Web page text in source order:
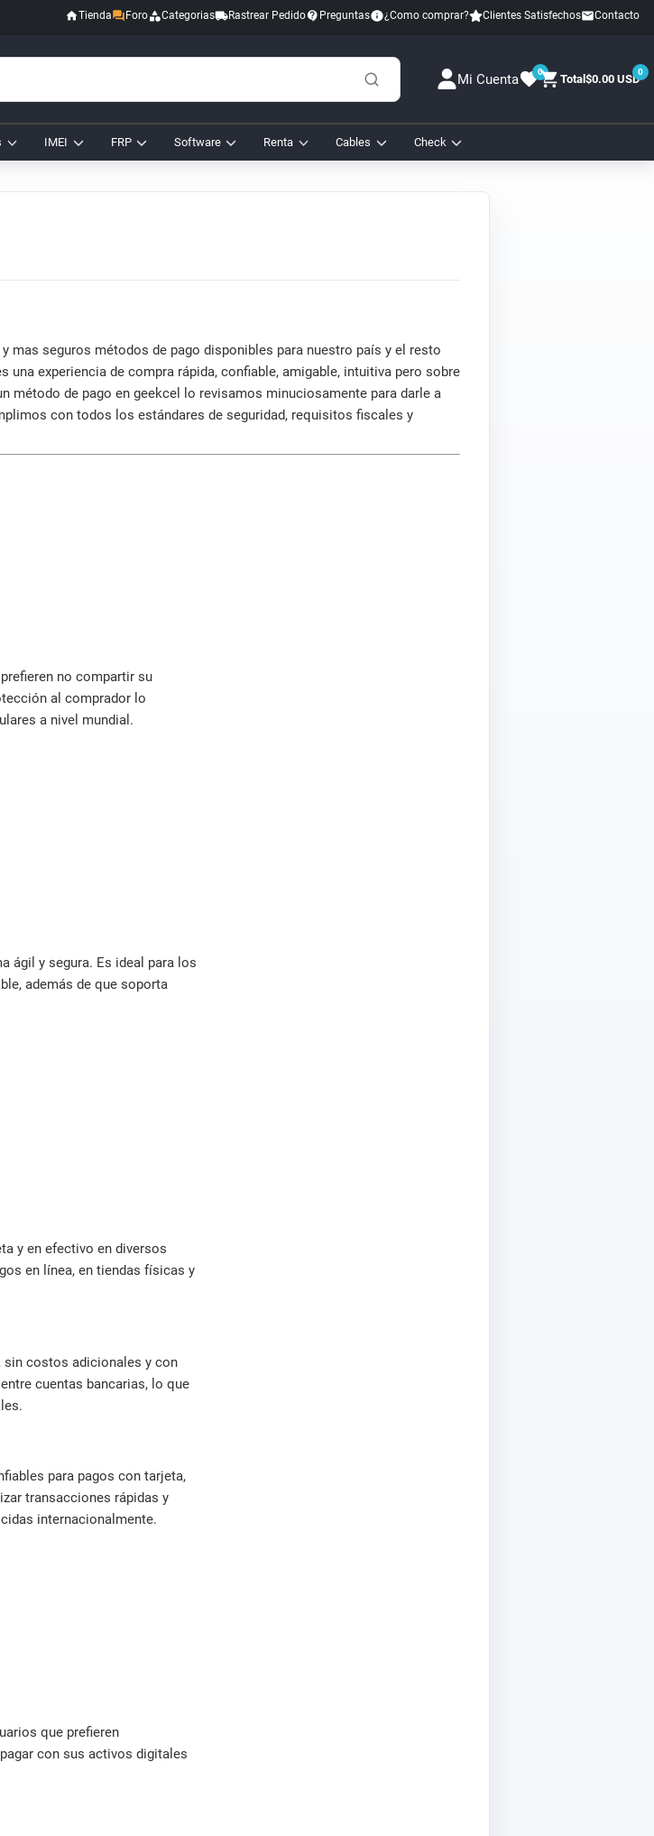
Tienda Foro Categorias Rastrear Pedido Preguntas ¿Como comprar? Clientes Satisfechos Contacto
Mi Cuenta 0 Total$0.00 USD0
IMEI FRP Software Renta Cables Check
mas seguros métodos de pago disponibles para nuestro país y el resto
experiencia de compra rápida, confiable, amigable, intuitiva pero sobre
método de pago en geekcel lo revisamos minuciosamente para darle a
con todos los estándares de seguridad, requisitos fiscales y
no compartir su
al comprador lo
a nivel mundial.
ágil y segura. Es ideal para los
además de que soporta
y en efectivo en diversos
en línea, en tiendas físicas y
sin costos adicionales y con
cuentas bancarias, lo que
para pagos con tarjeta,
transacciones rápidas y
internacionalmente.
que prefieren
con sus activos digitales